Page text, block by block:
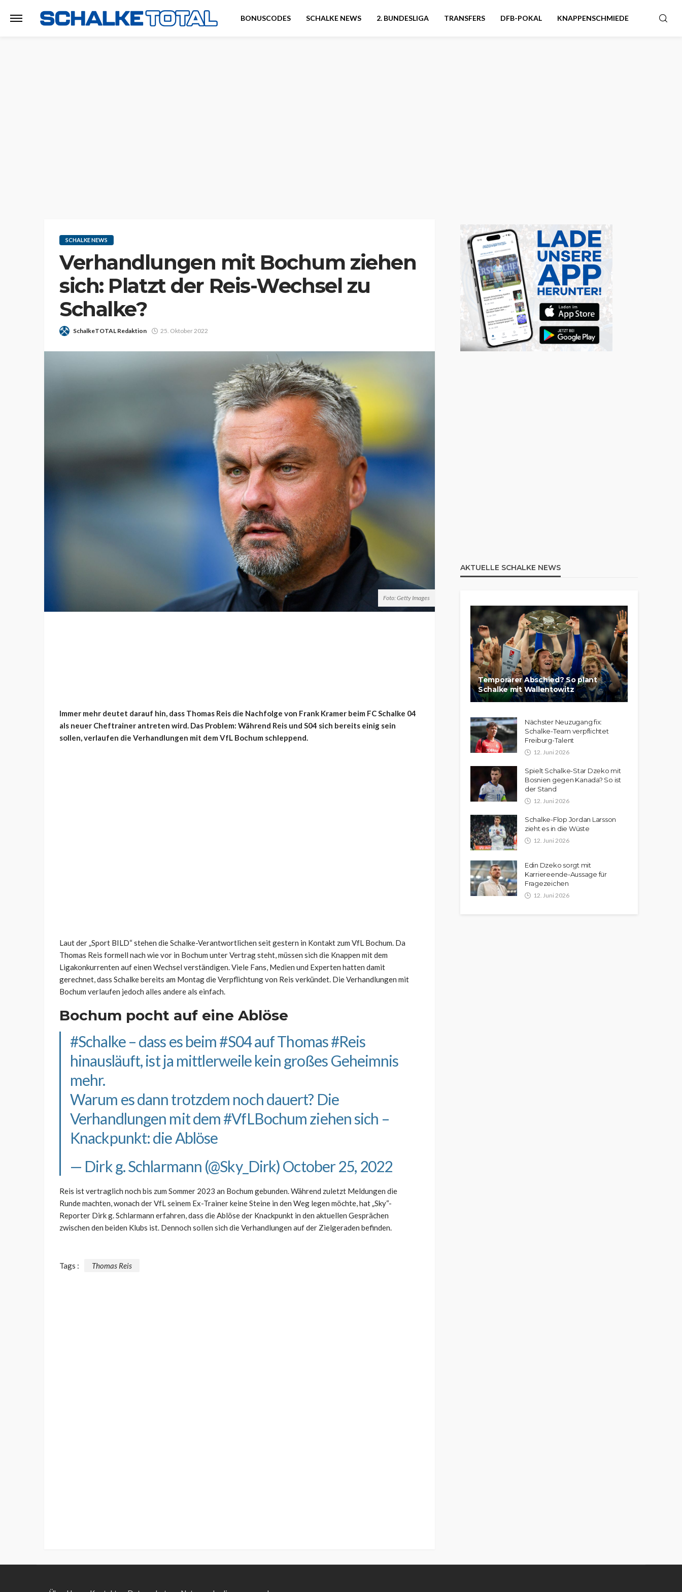
BONUSCODES SCHALKE NEWS 2. BUNDESLIGA TRANSFERS DFB-POKAL KNAPPENSCHMIEDE
SCHALKE NEWS
Verhandlungen mit Bochum ziehen
sich: Platzt der Reis-Wechsel zu
Schalke?
SchalkeTOTAL Redaktion 25. Oktober 2022
Foto: Getty Images
Immer mehr deutet darauf hin, dass Thomas Reis die Nachfolge von Frank Kramer beim FC Schalke 04
als neuer Cheftrainer antreten wird. Das Problem: Während Reis und S04 sich bereits einig sein
sollen, verlaufen die Verhandlungen mit dem VfL Bochum schleppend.
Laut der „Sport BILD“ stehen die Schalke-Verantwortlichen seit gestern in Kontakt zum VfL Bochum. Da
Thomas Reis formell nach wie vor in Bochum unter Vertrag steht, müssen sich die Knappen mit dem
Ligakonkurrenten auf einen Wechsel verständigen. Viele Fans, Medien und Experten hatten damit
gerechnet, dass Schalke bereits am Montag die Verpflichtung von Reis verkündet. Die Verhandlungen mit
Bochum verlaufen jedoch alles andere als einfach.
Bochum pocht auf eine Ablöse
#Schalke– dass es beim#S04auf Thomas#Reis
hinausläuft, ist ja mittlerweile kein großes Geheimnis
mehr.
Warum es dann trotzdem noch dauert? Die
Verhandlungen mit dem#VfLBochumziehen sich –
Knackpunkt: die Ablöse
— Dirk g. Schlarmann (@Sky_Dirk)October 25, 2022
Reis ist vertraglich noch bis zum Sommer 2023 an Bochum gebunden. Während zuletzt Meldungen die
Runde machten, wonach der VfL seinem Ex-Trainer keine Steine in den Weg legen möchte, hat „Sky“-
Reporter Dirk g. Schlarmann erfahren, dass die Ablöse der Knackpunkt in den aktuellen Gesprächen
zwischen den beiden Klubs ist. Dennoch sollen sich die Verhandlungen auf der Zielgeraden befinden.
Tags : Thomas Reis
AKTUELLE SCHALKE NEWS
Temporärer Abschied? So plant
Schalke mit Wallentowitz
Nächster Neuzugang fix:
Schalke-Team verpflichtet
Freiburg-Talent
12. Juni 2026
Spielt Schalke-Star Dzeko mit
Bosnien gegen Kanada? So ist
der Stand
12. Juni 2026
Schalke-Flop Jordan Larsson
zieht es in die Wüste
12. Juni 2026
Edin Dzeko sorgt mit
Karriereende-Aussage für
Fragezeichen
12. Juni 2026